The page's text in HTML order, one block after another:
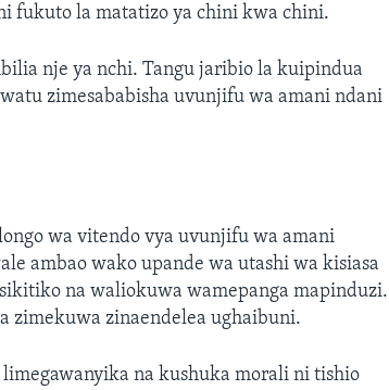
fukuto la matatizo ya chini kwa chini.
nje ya nchi. Tangu jaribio la kuipindua
zimesababisha uvunjifu wa amani ndani
wa vitendo vya uvunjifu wa amani
ambao wako upande wa utashi wa kisiasa
na waliokuwa wamepanga mapinduzi.
zimekuwa zinaendelea ughaibuni.
na kushuka morali ni tishio